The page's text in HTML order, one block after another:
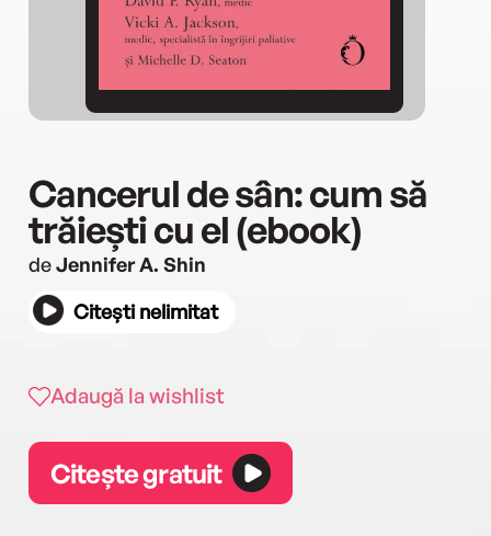
Cancerul de sân: cum să
trăiești cu el (ebook)
deJennifer A. Shin
Citești nelimitat
Adaugă la wishlist
Citește gratuit